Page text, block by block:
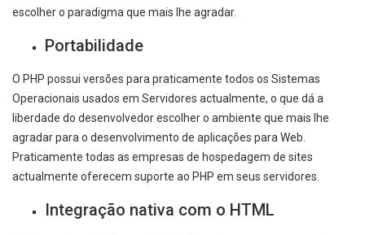
escolher o paradigma que mais lhe agradar.
Portabilidade
O PHP possui versões para praticamente todos os Sistemas
Operacionais usados em Servidores actualmente, o que dá a
liberdade do desenvolvedor escolher o ambiente que mais lhe
agradar para o desenvolvimento de aplicações para Web.
Praticamente todas as empresas de hospedagem de sites
actualmente oferecem suporte ao PHP em seus servidores.
Integração nativa com o HTML